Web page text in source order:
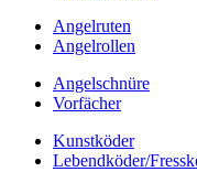
Angelruten
Angelrollen
Angelschnüre
Vorfächer
Kunstköder
Lebendköder/